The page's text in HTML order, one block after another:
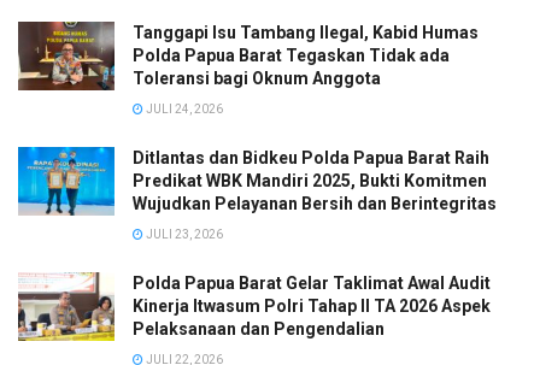
Tanggapi Isu Tambang Ilegal, Kabid Humas
Polda Papua Barat Tegaskan Tidak ada
Toleransi bagi Oknum Anggota
JULI 24, 2026
Ditlantas dan Bidkeu Polda Papua Barat Raih
Predikat WBK Mandiri 2025, Bukti Komitmen
Wujudkan Pelayanan Bersih dan Berintegritas
JULI 23, 2026
Polda Papua Barat Gelar Taklimat Awal Audit
Kinerja Itwasum Polri Tahap II TA 2026 Aspek
Pelaksanaan dan Pengendalian
JULI 22, 2026